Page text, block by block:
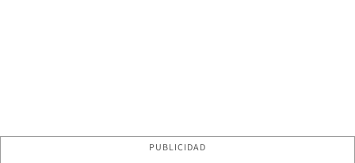
PUBLICIDAD